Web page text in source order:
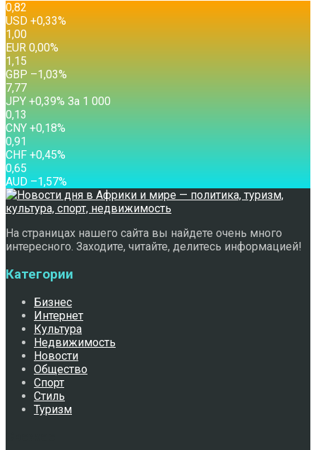
0,82
USD +0,33%
1,00
EUR 0,00%
1,15
GBP –1,03%
7,77
JPY +0,39% За 1 000
0,13
CNY +0,18%
0,91
CHF +0,45%
0,65
AUD –1,57%
На страницах нашего сайта вы найдете очень много
интересного. Заходите, читайте, делитесь информацией!
Категории
Бизнес
Интернет
Культура
Недвижимость
Новости
Общество
Спорт
Стиль
Туризм